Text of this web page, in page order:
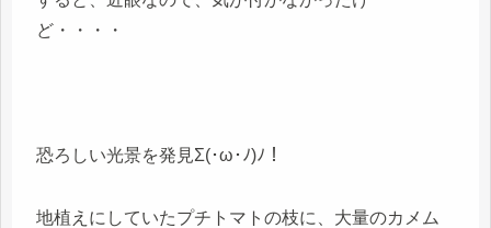
ど・・・・
恐ろしい光景を発見Σ(･ω･ﾉ)ﾉ！
地植えにしていたプチトマトの枝に、大量のカメム